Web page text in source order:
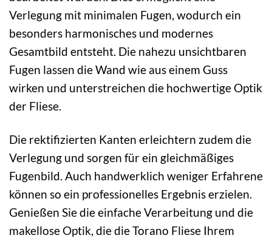
Verlegung mit minimalen Fugen, wodurch ein
besonders harmonisches und modernes
Gesamtbild entsteht. Die nahezu unsichtbaren
Fugen lassen die Wand wie aus einem Guss
wirken und unterstreichen die hochwertige Optik
der Fliese.
Die rektifizierten Kanten erleichtern zudem die
Verlegung und sorgen für ein gleichmäßiges
Fugenbild. Auch handwerklich weniger Erfahrene
können so ein professionelles Ergebnis erzielen.
Genießen Sie die einfache Verarbeitung und die
makellose Optik, die die Torano Fliese Ihrem